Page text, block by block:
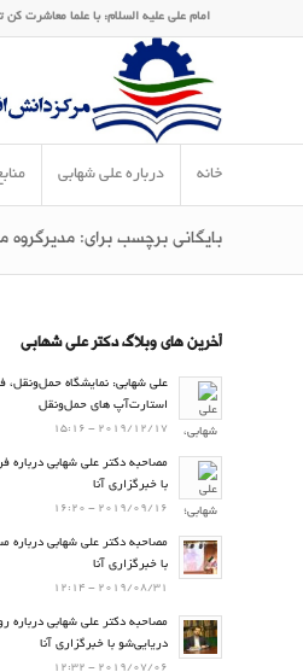
امام على علیه ‏السلام: با علما معاشرت
خانه درباره علی شهابی
بایگانی برچسب برای: مدیرگروه
آخرین های وبلاگ دکتر علی شهابی
علی شهابی: نمایشگاه حمل‌ونقل،
استارت‌آپ های حمل‌ونقل
2019/12/17 - 15:16
مصاحبه دکتر علی شهابی درباره
با خبرگزاری آنا
2019/09/16 - 16:20
مصاحبه دکتر علی شهابی درباره
با خبرگزاری آنا
2019/08/31 - 12:14
مصاحبه دکتر علی شهابی درباره
دریایی‌شو با خبرگزاری آنا
2019/07/06 - 12:32